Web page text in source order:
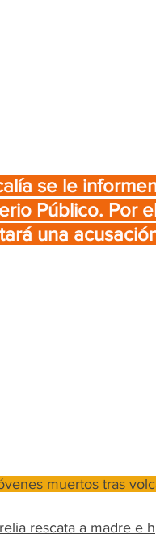
se le
Público. Por
una
muertos tras
rescata a madre e